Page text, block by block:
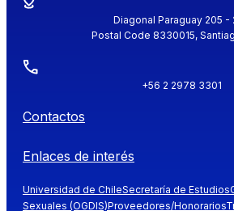
Diagonal Paraguay 205 -
Postal Code 8330015,
+56 2 2978 3301
Contactos
Enlaces de interés
Universidad de ChileSecretaría de Estudios
Sexuales (OGDIS)Proveedores/Honorarios